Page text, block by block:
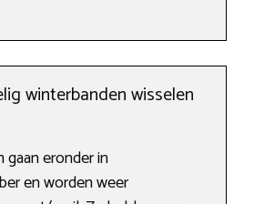
winterbanden wisselen
eronder in
en worden weer